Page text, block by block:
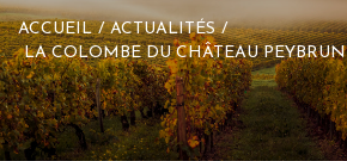
ACCUEIL / ACTUALITÉS /
LA COLOMBE DU CHÂTEAU PEYBRUN